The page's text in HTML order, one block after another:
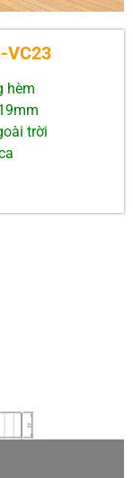
VC23
hèm
trời